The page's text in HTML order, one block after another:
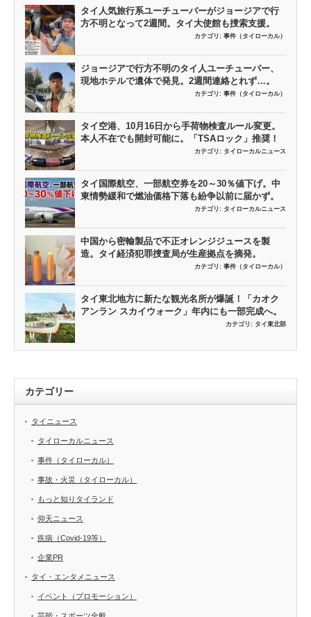
タイ人気旅行系ユーチューバーがジョージアで行
方不明となって2週間。タイ大使館も捜索支援。
カテゴリ: 事件（タイローカル）
ジョージアで行方不明のタイ人ユーチューバー、
現地ホテルで遺体で発見。2週間連絡とれず…。
カテゴリ: 事件（タイローカル）
タイ空港、10月16日から手荷物検査ルール変更。
本人不在でも開封可能に。「TSAロック」推奨！
カテゴリ: タイローカルニュース
タイ国際航空、一部航空券を20～30％値下げ。中
東情勢緩和で燃油価格下落も紛争以前に届かず。
カテゴリ: タイローカルニュース
中国から密輸製品で不正オレンジジュースを製
造。タイ経済犯罪捜査局が生産拠点を摘発。
カテゴリ: 事件（タイローカル）
タイ東北地方に新たな観光名所が爆誕！「カオク
アンラン スカイウォーク」年内にも一部完成へ。
カテゴリ: タイ東北部
カテゴリー
タイニュース
タイローカルニュース
事件（タイローカル）
事故・火災（タイローカル）
もっと知りタイランド
仰天ニュース
疾病（Covid-19等）
企業PR
タイ・エンタメニュース
イベント（プロモーション）